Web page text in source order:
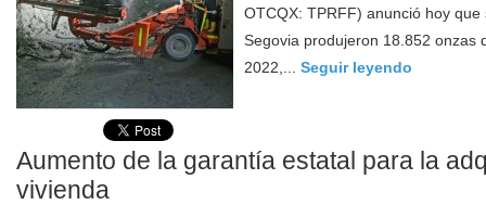
OTCQX: TPRFF) anunció hoy
Segovia produjeron 18.852 onzas
2022,... Seguir leyendo
Aumento de la garantía estatal para la
vivienda